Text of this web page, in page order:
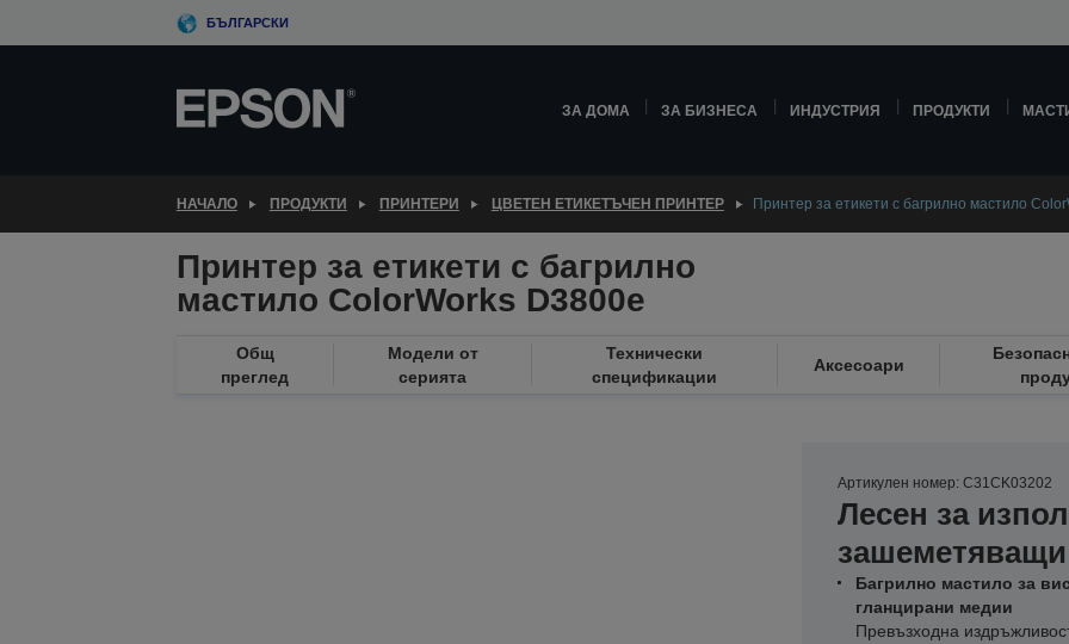
to
БЪЛГАРСКИ
ЗА ДОМА ЗА БИЗНЕСА ИНДУСТРИЯ ПРОДУКТИ
НАЧАЛО ПРОДУКТИ ПРИНТЕРИ ЦВЕТЕН ЕТИКЕТЪЧЕН ПРИНТЕР Принтер за етикети с багрилно мастило
Принтер за етикети с багрилно
мастило ColorWorks D3800e
Общ
преглед
Модели от
серията
Технически
спецификации
Аксесоари
Артикулен номер: C31CK03202
Лесен за
зашеметяващи
Багрилно мастило за
гланцирани медии
Превъзходна